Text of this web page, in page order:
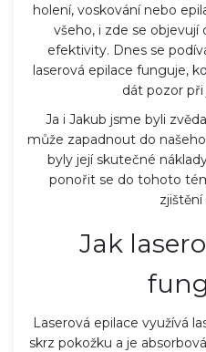
holení, voskování nebo
všeho, i zde se objevují
efektivity. Dnes se
laserová epilace funguje,
dát pozor
Ja i Jakub jsme byli
může zapadnout do
byly její skutečné
ponořit se do tohoto
zjištění
Jak
Laserová epilace využívá
skrz pokožku a je